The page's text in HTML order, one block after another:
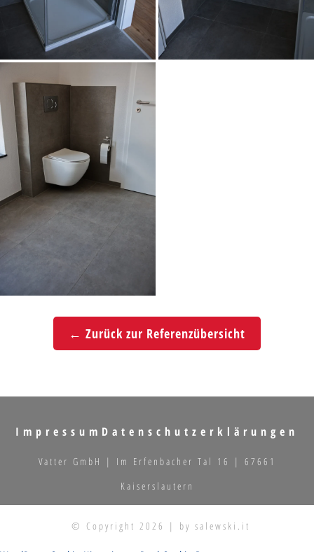
← Zurück zur Referenzübersicht
Impressum Datenschutzerklärungen
Vatter GmbH | Im Erfenbacher Tal 16 | 67661
Kaiserslautern
© Copyright 2026 | by salewski.it